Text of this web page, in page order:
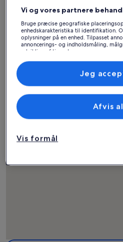
Hus
Find
populære
i Peniche
Vi og vores partnere
Bruge præcise geografiske
enhedskarakteristika til identifikation.
oplysninger på en enhed. Tilpasset
annoncerings- og indholdsmåling,
udvikling af tjenester.
Liste over partnere
Vis formål
Afvis
Jeg